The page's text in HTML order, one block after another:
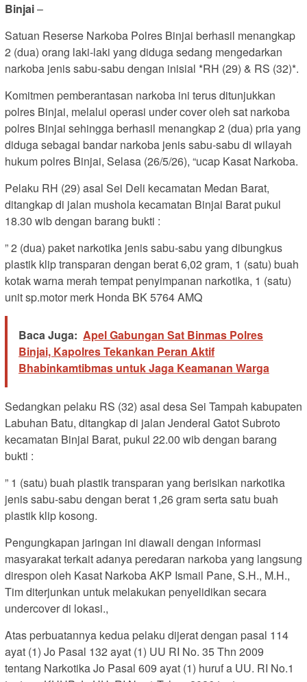
Binjai–
Satuan Reserse Narkoba Polres Binjai berhasil menangkap
2 (dua) orang laki-laki yang diduga sedang mengedarkan
narkoba jenis sabu-sabu dengan inisial *RH (29) & RS (32)*.
Komitmen pemberantasan narkoba ini terus ditunjukkan
polres Binjai, melalui operasi under cover oleh sat narkoba
polres Binjai sehingga berhasil menangkap 2 (dua) pria yang
diduga sebagai bandar narkoba jenis sabu-sabu di wilayah
hukum polres Binjai, Selasa (26/5/26), “ucap Kasat Narkoba.
Pelaku RH (29) asal Sei Deli kecamatan Medan Barat,
ditangkap di jalan mushola kecamatan Binjai Barat pukul
18.30 wib dengan barang bukti :
” 2 (dua) paket narkotika jenis sabu-sabu yang dibungkus
plastik klip transparan dengan berat 6,02 gram, 1 (satu) buah
kotak warna merah tempat penyimpanan narkotika, 1 (satu)
unit sp.motor merk Honda BK 5764 AMQ
Baca Juga: Apel Gabungan Sat Binmas Polres
Binjai, Kapolres Tekankan Peran Aktif
Bhabinkamtibmas untuk Jaga Keamanan Warga
Sedangkan pelaku RS (32) asal desa Sei Tampah kabupaten
Labuhan Batu, ditangkap di jalan Jenderal Gatot Subroto
kecamatan Binjai Barat, pukul 22.00 wib dengan barang
bukti :
” 1 (satu) buah plastik transparan yang berisikan narkotika
jenis sabu-sabu dengan berat 1,26 gram serta satu buah
plastik klip kosong.
Pengungkapan jaringan ini diawali dengan informasi
masyarakat terkait adanya peredaran narkoba yang langsung
direspon oleh Kasat Narkoba AKP Ismail Pane, S.H., M.H.,
Tim diterjunkan untuk melakukan penyelidikan secara
undercover di lokasi.,
Atas perbuatannya kedua pelaku dijerat dengan pasal 114
ayat (1) Jo Pasal 132 ayat (1) UU RI No. 35 Thn 2009
tentang Narkotika Jo Pasal 609 ayat (1) huruf a UU. RI No.1